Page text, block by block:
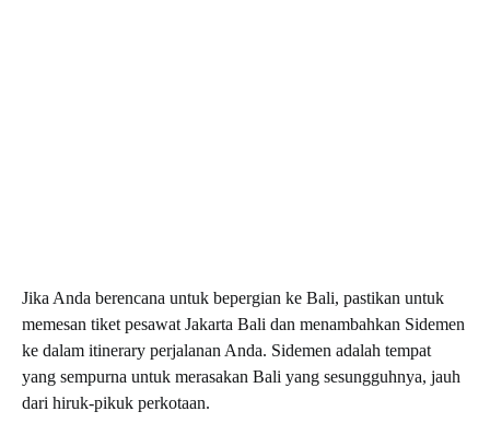
Jika Anda berencana untuk bepergian ke Bali, pastikan untuk
memesan tiket pesawat Jakarta Bali dan menambahkan Sidemen
ke dalam itinerary perjalanan Anda. Sidemen adalah tempat
yang sempurna untuk merasakan Bali yang sesungguhnya, jauh
dari hiruk-pikuk perkotaan.